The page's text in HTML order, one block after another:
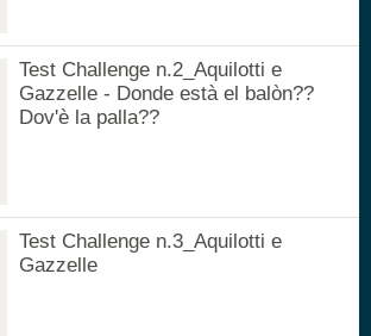
Test Challenge n.2_Aquilotti e
Gazzelle - Donde està el balòn??
Dov'è la palla??
Test Challenge n.3_Aquilotti e
Gazzelle